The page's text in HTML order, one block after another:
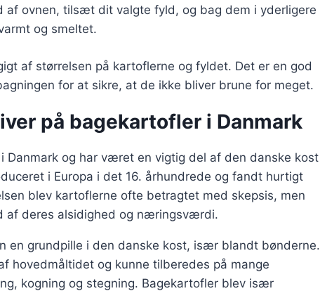
af ovnen, tilsæt dit valgte fyld, og bag dem i yderligere
og smeltet.
af størrelsen på kartoflerne og fyldet. Det er en god
for at sikre, at de ikke bliver brune for meget.
på bagekartofler i Danmark
Danmark og har været en vigtig del af den danske kost
i Europa i det 16. århundrede og fandt hurtigt
blev kartoflerne ofte betragtet med skepsis, men
af deres alsidighed og næringsværdi.
en grundpille i den danske kost, især blandt bønderne.
hovedmåltidet og kunne tilberedes på mange
kogning og stegning. Bagekartofler blev især